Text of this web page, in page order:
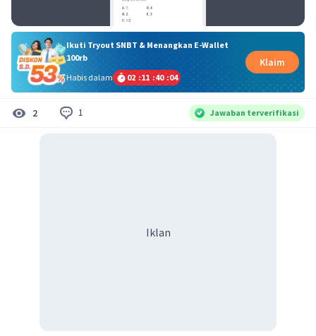
Ikuti Tryout SNBT & Menangkan E-Wallet
100rb
Habis dalam
02 :11 :40 :03
Klaim
2 1 Jawaban terverifikasi
Iklan